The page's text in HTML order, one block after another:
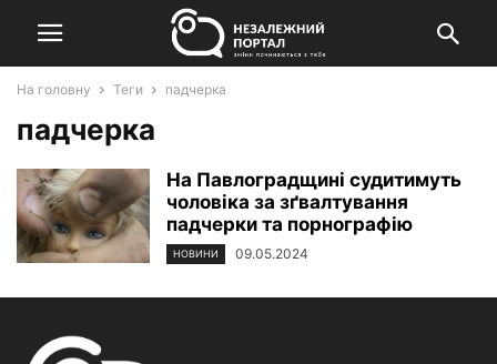
На головну Теги падчерка
падчерка
На Павлоградщині судитимуть
чоловіка за зґвалтування
падчерки та пoрнoграфiю
НОВИНИ 09.05.2024